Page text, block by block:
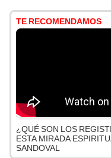
TE RECOMENDAMOS
¿QUÉ SON LOS
ESTA MIRADA
SANDOVAL